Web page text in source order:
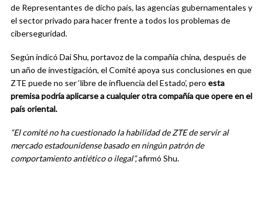
de Representantes de dicho país, las agencias gubernamentales y
el sector privado para hacer frente a todos los problemas de
ciberseguridad.
Según indicó Dai Shu, portavoz de la compañía china, después de
un año de investigación, el Comité apoya sus conclusiones en que
ZTE puede no ser ‘libre de influencia del Estado’, pero esta
premisa podría aplicarse a cualquier otra compañía que opere en el
país oriental.
“El comité no ha cuestionado la habilidad de ZTE de servir al
mercado estadounidense basado en ningún patrón de
comportamiento antiético o ilegal”,afirmó Shu.